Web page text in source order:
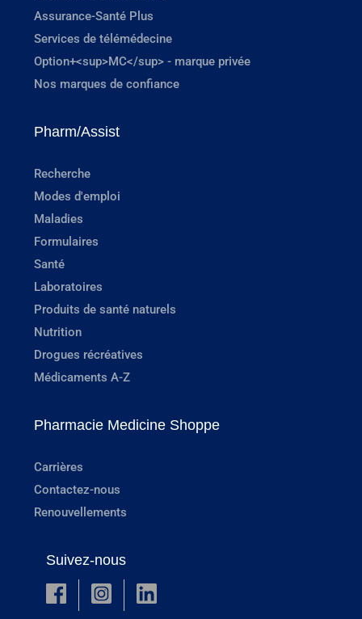
Assurance-Santé Plus
Services de télémédecine
Option+<sup>MC</sup> - marque privée
Nos marques de confiance
Pharm/Assist
Recherche
Modes d'emploi
Maladies
Formulaires
Santé
Laboratoires
Produits de santé naturels
Nutrition
Drogues récréatives
Médicaments A-Z
Pharmacie Medicine Shoppe
Carrières
Contactez-nous
Renouvellements
Suivez-nous